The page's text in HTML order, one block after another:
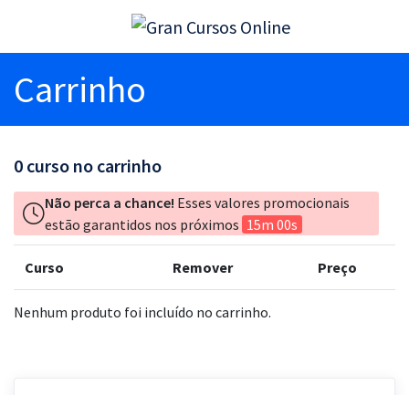
Carrinho
0 curso no carrinho
Não perca a chance! Esses valores promocionais
estão garantidos nos próximos 15m 00s
Curso Remover Preço
Nenhum produto foi incluído no carrinho.